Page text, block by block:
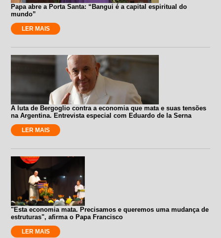
Papa abre a Porta Santa: “Bangui é a capital espiritual do
mundo”
LER MAIS
A luta de Bergoglio contra a economia que mata e suas tensões
na Argentina. Entrevista especial com Eduardo de la Serna
LER MAIS
"Esta economia mata. Precisamos e queremos uma mudança de
estruturas", afirma o Papa Francisco
LER MAIS